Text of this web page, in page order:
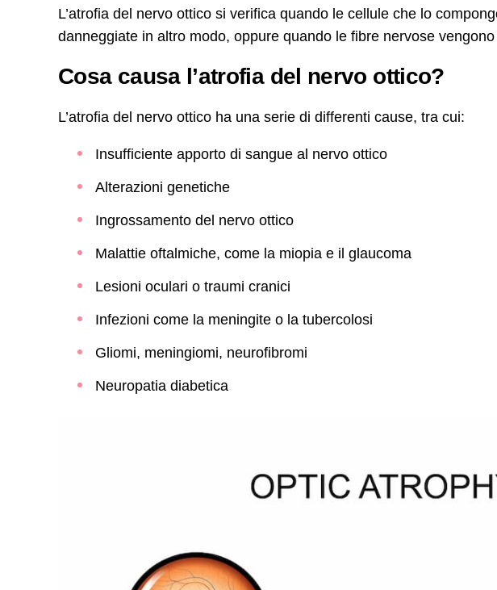
L’atrofia del nervo ottico si verifica quando le cellule che lo
danneggiate in altro modo, oppure quando le fibre nervose
Cosa causa l’atrofia del nervo ottico?
L’atrofia del nervo ottico ha una serie di differenti cause, tra cui:
Insufficiente apporto di sangue al nervo ottico
Alterazioni genetiche
Ingrossamento del nervo ottico
Malattie oftalmiche, come la miopia e il glaucoma
Lesioni oculari o traumi cranici
Infezioni come la meningite o la tubercolosi
Gliomi, meningiomi, neurofibromi
Neuropatia diabetica